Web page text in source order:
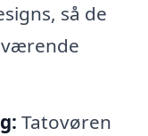
så de
Tatovøren